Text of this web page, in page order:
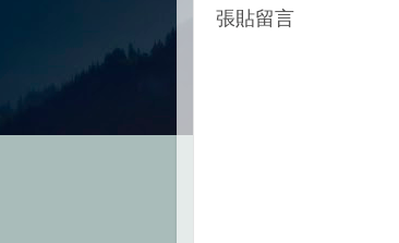
張貼留言